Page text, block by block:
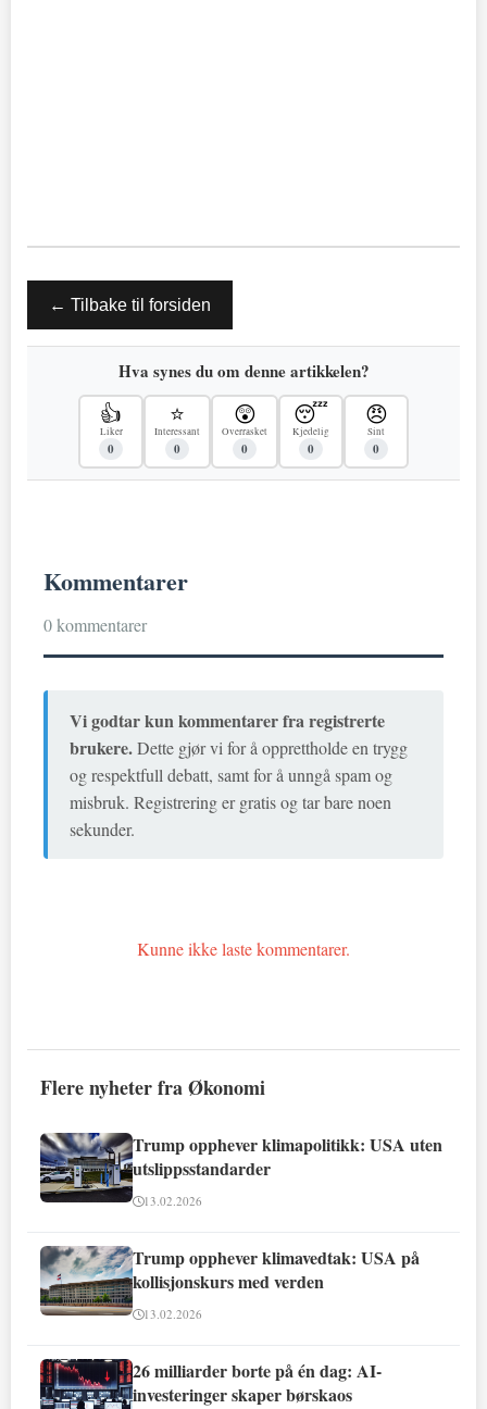
← Tilbake til forsiden
Hva synes du om denne artikkelen?
👍
Liker
0
⭐
Interessant
0
😲
Overrasket
0
😴
Kjedelig
0
😠
Sint
0
Kommentarer
0 kommentarer
Vi godtar kun kommentarer fra registrerte
brukere.Dette gjør vi for å opprettholde en trygg
og respektfull debatt, samt for å unngå spam og
misbruk. Registrering er gratis og tar bare noen
sekunder.
Kunne ikke laste kommentarer.
Flere nyheter fra Økonomi
Trump opphever klimapolitikk: USA uten
utslippsstandarder
13.02.2026
Trump opphever klimavedtak: USA på
kollisjonskurs med verden
13.02.2026
26 milliarder borte på én dag: AI-
investeringer skaper børskaos